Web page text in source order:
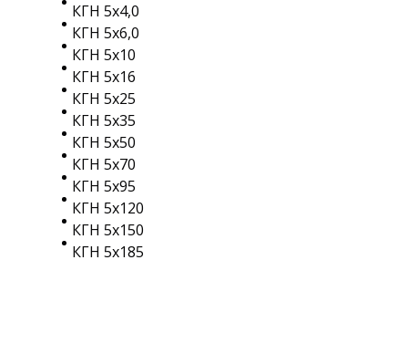
КГН 5х4,0
КГН 5х6,0
КГН 5х10
КГН 5х16
КГН 5х25
КГН 5х35
КГН 5х50
КГН 5х70
КГН 5х95
КГН 5х120
КГН 5х150
КГН 5х185